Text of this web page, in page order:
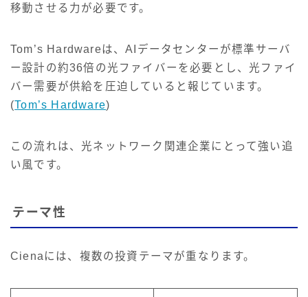
移動させる力が必要です。
Tom’s Hardwareは、AIデータセンターが標準サーバ
ー設計の約36倍の光ファイバーを必要とし、光ファイ
バー需要が供給を圧迫していると報じています。
(Tom’s Hardware)
この流れは、光ネットワーク関連企業にとって強い追
い風です。
テーマ性
Cienaには、複数の投資テーマが重なります。